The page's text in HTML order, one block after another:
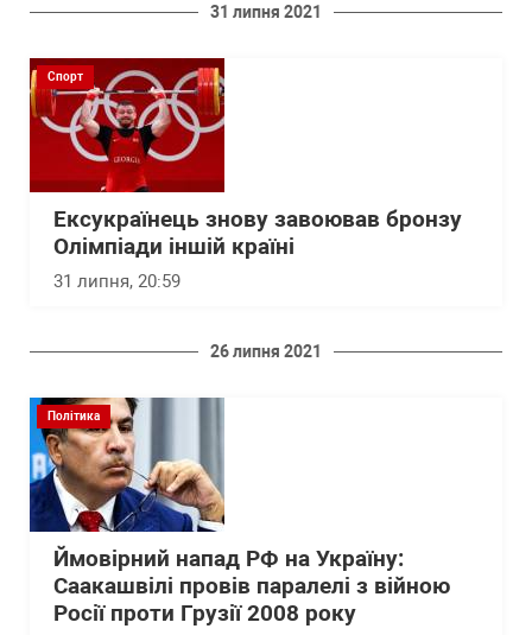
31 липня 2021
Спорт
Ексукраїнець знову завоював бронзу
Олімпіади іншій країні
31 липня, 20:59
26 липня 2021
Політика
Ймовірний напад РФ на Україну:
Саакашвілі провів паралелі з війною
Росії проти Грузії 2008 року